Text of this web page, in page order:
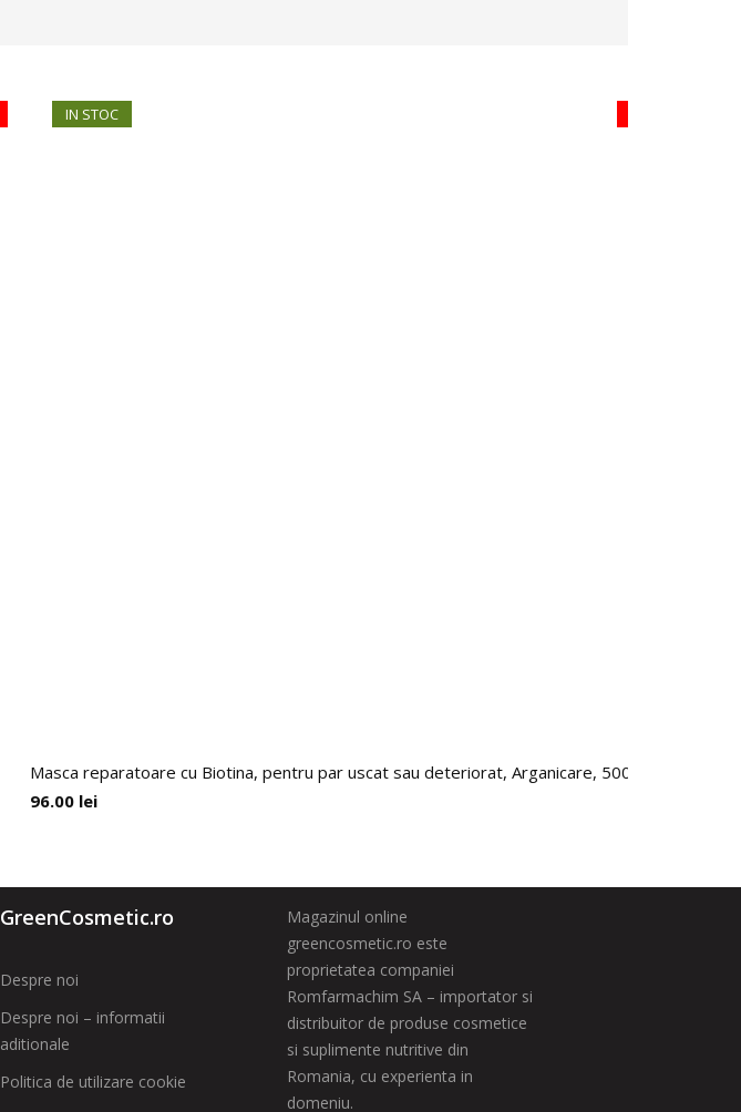
IN STOC
Masca reparatoare cu Biotina, pentru par uscat sau deteriorat, Arganicare, 500 ml
96.00 lei
GreenCosmetic.ro
Despre noi
Despre noi – informatii
aditionale
Politica de utilizare cookie
Magazinul online
greencosmetic.ro este
proprietatea companiei
Romfarmachim SA – importator si
distribuitor de produse cosmetice
si suplimente nutritive din
Romania, cu experienta in
domeniu.